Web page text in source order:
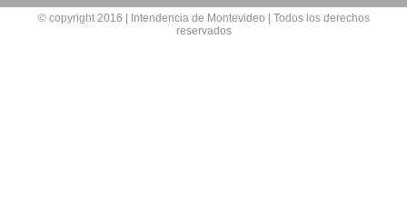
© copyright 2016 | Intendencia de Montevideo | Todos los derechos
reservados